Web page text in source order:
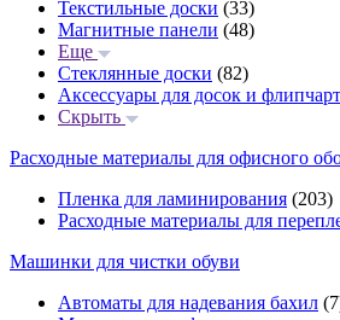
Текстильные доски (33)
Магнитные панели (48)
Еще
Стеклянные доски (82)
Аксессуары для досок и
Скрыть
Расходные материалы для офисного
Пленка для ламинирования (203)
Расходные материалы для
Машинки для чистки обуви
Автоматы для надевания бахил